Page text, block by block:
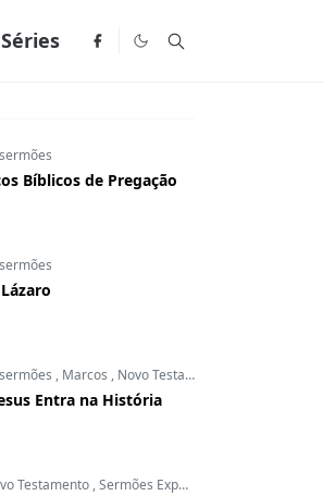
Séries
Bíblicos de Pregação
, Marcos , Novo Testamento
Entra na História
Testamento ,Sermões Expositivos